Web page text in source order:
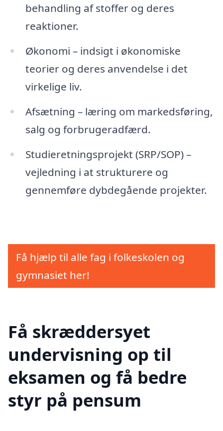
behandling af stoffer og deres
reaktioner.
Økonomi – indsigt i økonomiske
teorier og deres anvendelse i det
virkelige liv.
Afsætning – læring om markedsføring,
salg og forbrugeradfærd.
Studieretningsprojekt (SRP/SOP) –
vejledning i at strukturere og
gennemføre dybdegående projekter.
Få hjælp til alle fag i folkeskolen og
gymnasiet her!
Få skræddersyet
undervisning op til
eksamen og få bedre
styr på pensum